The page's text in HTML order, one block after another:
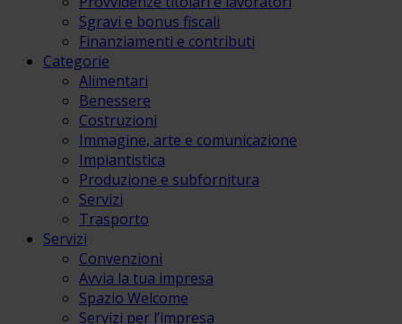
Sgravi e bonus fiscali
Finanziamenti e contributi
Categorie
Alimentari
Benessere
Costruzioni
Immagine, arte e comunicazione
Impiantistica
Produzione e subfornitura
Servizi
Trasporto
Servizi
Convenzioni
Avvia la tua impresa
Spazio Welcome
Servizi per l’impresa